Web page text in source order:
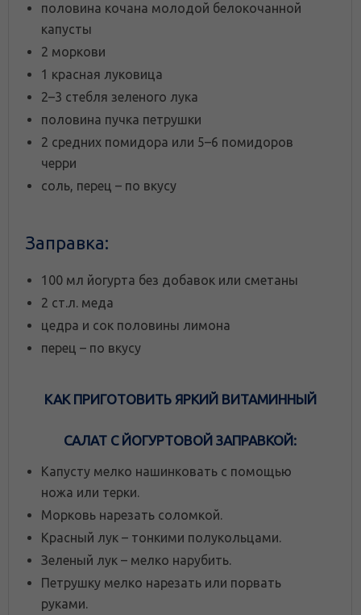
половина кочана молодой белокочанной
капусты
2 моркови
1 красная луковица
2–3 стебля зеленого лука
половина пучка петрушки
2 средних помидора или 5–6 помидоров
черри
соль, перец – по вкусу
Заправка:
100 мл йогурта без добавок или сметаны
2 ст.л. меда
цедра и сок половины лимона
перец – по вкусу
КАК ПРИГОТОВИТЬ ЯРКИЙ ВИТАМИННЫЙ
САЛАТ С ЙОГУРТОВОЙ ЗАПРАВКОЙ:
Капусту мелко нашинковать с помощью
ножа или терки.
Морковь нарезать соломкой.
Красный лук – тонкими полукольцами.
Зеленый лук – мелко нарубить.
Петрушку мелко нарезать или порвать
руками.